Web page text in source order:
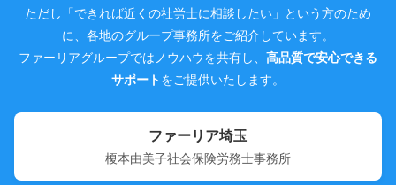
ただし「できれば近くの社労士に相談したい」という方のため
に、各地のグループ事務所をご紹介しています。
ファーリアグループではノウハウを共有し、 高品質で安心できる
サポートをご提供いたします。
ファーリア埼玉
榎本由美子社会保険労務士事務所